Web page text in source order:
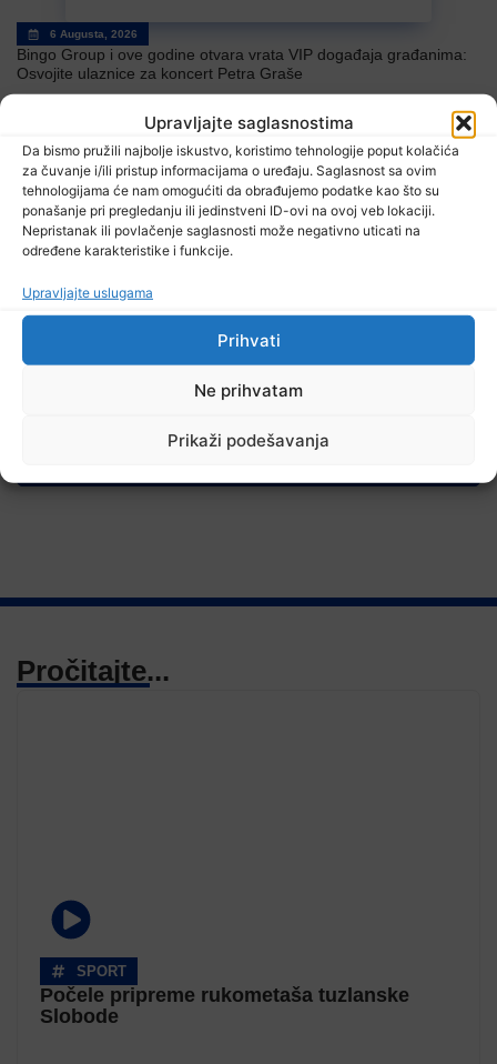
Upravljajte saglasnostima
Da bismo pružili najbolje iskustvo, koristimo tehnologije poput kolačića
za čuvanje i/ili pristup informacijama o uređaju. Saglasnost sa ovim
tehnologijama će nam omogućiti da obrađujemo podatke kao što su
ponašanje pri pregledanju ili jedinstveni ID-ovi na ovoj veb lokaciji.
Nepristanak ili povlačenje saglasnosti može negativno uticati na
određene karakteristike i funkcije.
Upravljajte uslugama
Prihvati
Ne prihvatam
Prikaži podešavanja
6 Augusta, 2026
Bingo Group i ove godine otvara vrata VIP događaja građanima:
Osvojite ulaznice za koncert Petra Graše
Danas u BiH sunčano i vruće, temperature od 34 do 41 stepen
TV RASPORED
Pročitajte...
SPORT
Počele pripreme rukometaša tuzlanske
Slobode